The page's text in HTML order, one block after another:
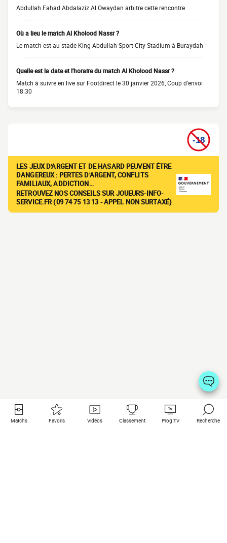
Abdullah Fahad Abdalaziz Al Owaydan arbitre cette rencontre
Où a lieu le match Al Kholood Nassr ?
Le match est au stade King Abdullah Sport City Stadium à Buraydah
Quelle est la date et l'horaire du match Al Kholood Nassr ?
Match à suivre en live sur Footdirect le 30 janvier 2026, Coup d'envoi
18:30
LES JEUX D'ARGENT ET DE HASARD PEUVENT ÊTRE
DANGEREUX : PERTES D'ARGENT, CONFLITS
FAMILIAUX, ADDICTION…
RETROUVEZ NOS CONSEILS SUR JOUEURS-INFO-
SERVICE.FR (09 74 75 13 13 - APPEL NON SURTAXÉ)
Matchs Favoris Vidéos Classement Prog TV Recherche